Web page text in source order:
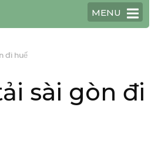
MENU
đi huế
sài gòn đi